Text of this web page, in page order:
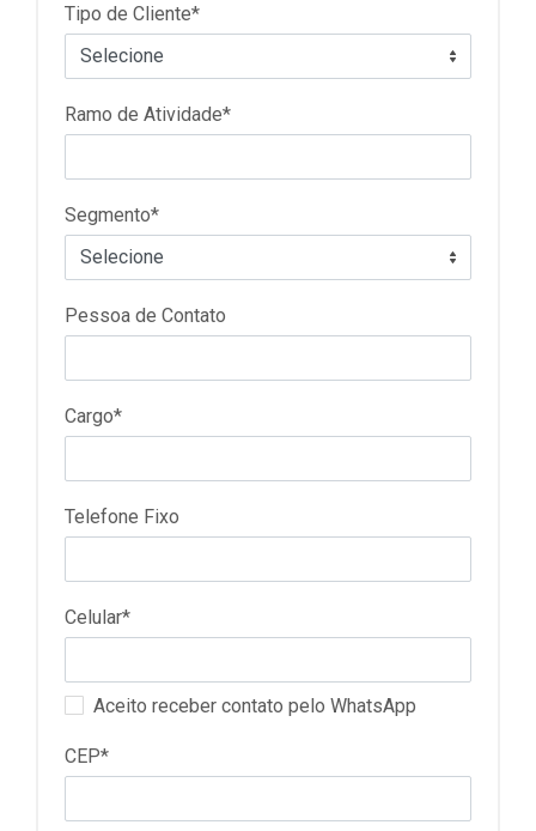
Tipo de Cliente*
Ramo de Atividade*
Segmento*
Pessoa de Contato
Cargo*
Telefone Fixo
Celular*
Aceito receber contato pelo WhatsApp
CEP*